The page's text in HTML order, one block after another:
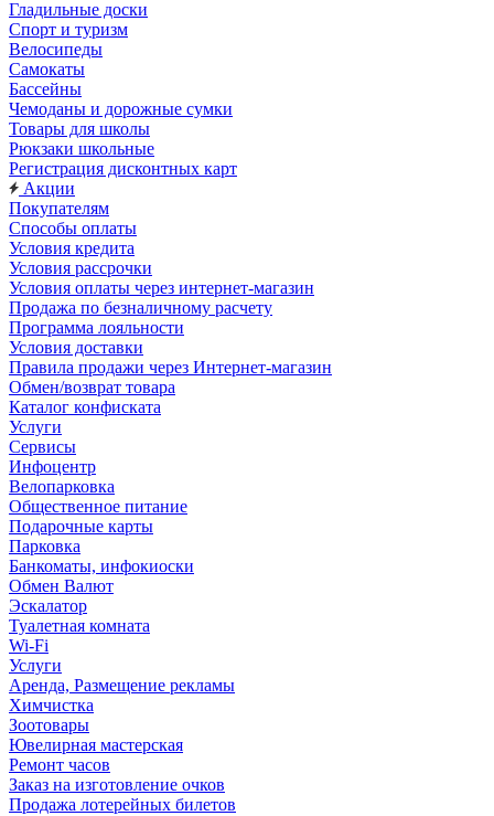
Гладильные доски
Спорт и туризм
Велосипеды
Самокаты
Бассейны
Чемоданы и дорожные сумки
Товары для школы
Рюкзаки школьные
Регистрация дисконтных карт
Акции
Покупателям
Способы оплаты
Условия кредита
Условия рассрочки
Условия оплаты через интернет-магазин
Продажа по безналичному расчету
Программа лояльности
Условия доставки
Правила продажи через Интернет-магазин
Обмен/возврат товара
Каталог конфиската
Услуги
Сервисы
Инфоцентр
Велопарковка
Общественное питание
Подарочные карты
Парковка
Банкоматы, инфокиоски
Обмен Валют
Эскалатор
Туалетная комната
Wi-Fi
Услуги
Аренда, Размещение рекламы
Химчистка
Зоотовары
Ювелирная мастерская
Ремонт часов
Заказ на изготовление очков
Продажа лотерейных билетов